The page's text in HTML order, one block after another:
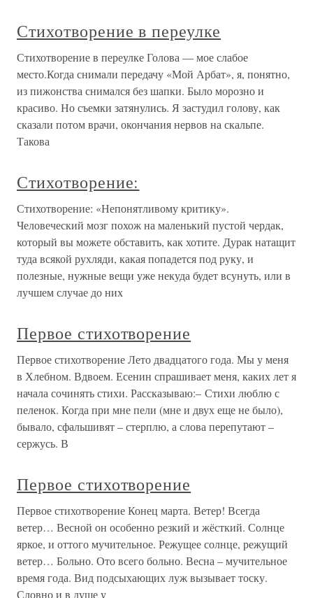
Стихотворение в переулке
Стихотворение в переулке Голова — мое слабое
место.Когда снимали передачу «Мой Арбат», я, понятно,
из пижонства снимался без шапки. Было морозно и
красиво. Но съемки затянулись. Я застудил голову, как
сказали потом врачи, окончания нервов на скальпе.
Такова
Стихотворение:
Стихотворение: «Непонятливому критику».
Человеческий мозг похож на маленький пустой чердак,
который вы можете обставить, как хотите. Дурак натащит
туда всякой рухляди, какая попадется под руку, и
полезные, нужные вещи уже некуда будет всунуть, или в
лучшем случае до них
Первое стихотворение
Первое стихотворение Лето двадцатого года. Мы у меня
в Хлебном. Вдвоем. Есенин спрашивает меня, каких лет я
начала сочинять стихи. Рассказываю:– Стихи люблю с
пеленок. Когда при мне пели (мне и двух еще не было),
бывало, сфальшивят – стерплю, а слова перепутают –
сержусь. В
Первое стихотворение
Первое стихотворение Конец марта. Ветер! Всегда
ветер… Весной он особенно резкий и жёсткий. Солнце
яркое, и оттого мучительное. Режущее солнце, режущий
ветер… Больно. Ото всего больно. Весна – мучительное
время года. Вид подсыхающих луж вызывает тоску.
Словно и в душе у